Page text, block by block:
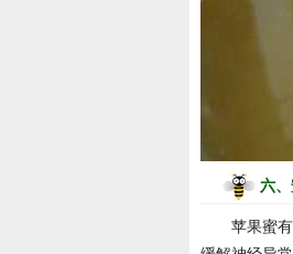
六
苹果蜜